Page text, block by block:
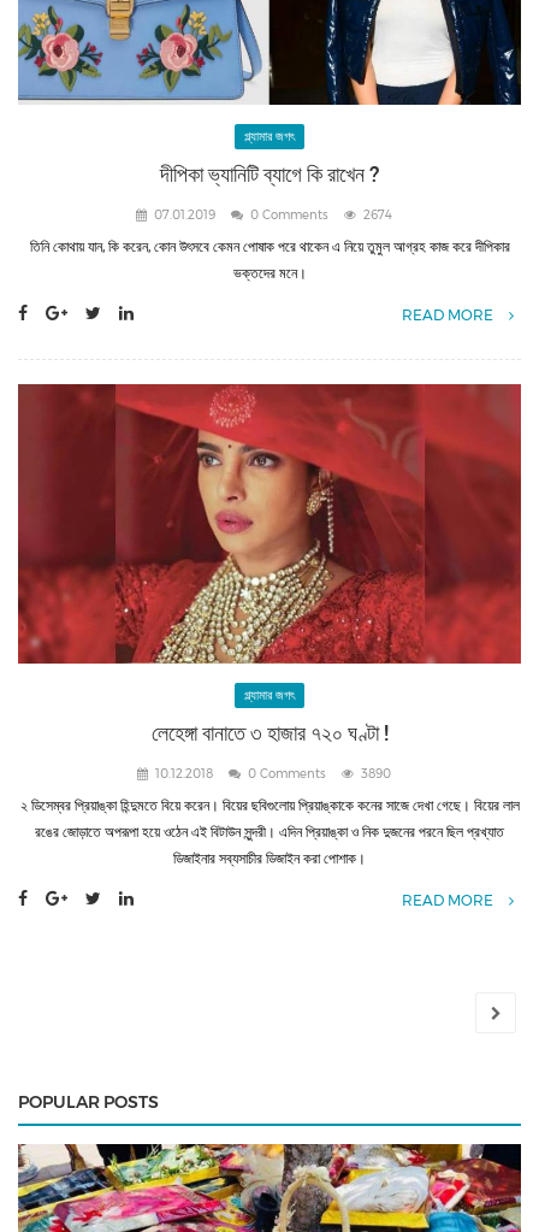
গ্ল্যামার জগৎ
দীপিকা ভ্যানিটি ব্যাগে কি রাখেন ?
07.01.2019 0 Comments 2674
তিনি কোথায় যান, কি করেন, কোন উৎসবে কেমন পোষাক পরে থাকেন এ নিয়ে তুমুল আগ্রহ কাজ করে দীপিকার
ভক্তদের মনে।
READ MORE
গ্ল্যামার জগৎ
লেহেঙ্গা বানাতে ৩ হাজার ৭২০ ঘণ্টা !
10.12.2018 0 Comments 3890
২ ডিসেম্বর প্রিয়াঙ্কা হিন্দুমতে বিয়ে করেন। বিয়ের ছবিগুলোয় প্রিয়াঙ্কাকে কনের সাজে দেখা গেছে। বিয়ের লাল
রঙের জোড়াতে অপরূপা হয়ে ওঠেন এই বিটাউন সুন্দরী। এদিন প্রিয়াঙ্কা ও নিক দুজনের পরনে ছিল প্রখ্যাত
ডিজাইনার সব্যসাচীর ডিজাইন করা পোশাক।
READ MORE
POPULAR POSTS